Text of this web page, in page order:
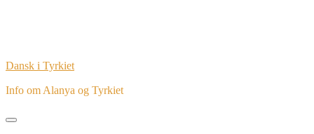
Dansk i Tyrkiet
Info om Alanya og Tyrkiet